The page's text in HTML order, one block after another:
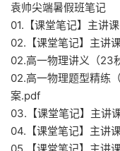
袁帅尖端暑假班笔记
01.【课堂笔记】主讲
02.【课堂笔记】主讲
02.高一物理讲义（23
02.高一物理题型精练
案.pdf
03.【课堂笔记】主讲
04.【课堂笔记】主讲